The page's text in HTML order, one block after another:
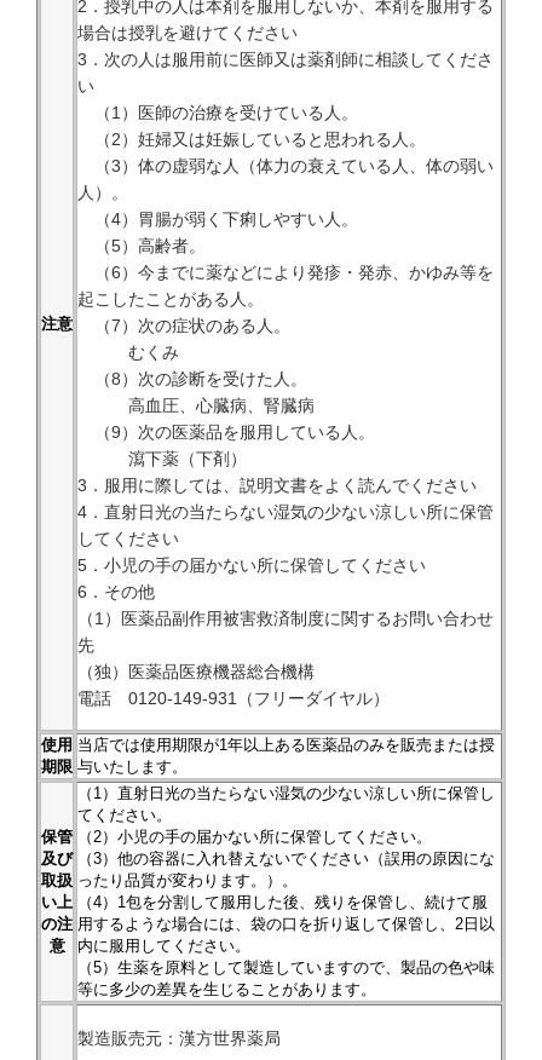
注意
2．授乳中の人は本剤を服用しないか、本剤を服用する
場合は授乳を避けてください
3．次の人は服用前に医師又は薬剤師に相談してくださ
い
（1）医師の治療を受けている人。
（2）妊婦又は妊娠していると思われる人。
（3）体の虚弱な人（体力の衰えている人、体の弱い
人）。
（4）胃腸が弱く下痢しやすい人。
（5）高齢者。
（6）今までに薬などにより発疹・発赤、かゆみ等を
起こしたことがある人。
（7）次の症状のある人。
むくみ
（8）次の診断を受けた人。
高血圧、心臓病、腎臓病
（9）次の医薬品を服用している人。
瀉下薬（下剤）
3．服用に際しては、説明文書をよく読んでください
4．直射日光の当たらない湿気の少ない涼しい所に保管
してください
5．小児の手の届かない所に保管してください
6．その他
（1）医薬品副作用被害救済制度に関するお問い合わせ
先
（独）医薬品医療機器総合機構
電話 0120-149-931（フリーダイヤル）
使用
期限
当店では使用期限が1年以上ある医薬品のみを販売または授
与いたします。
保管
及び
取扱
い上
の注
意
（1）直射日光の当たらない湿気の少ない涼しい所に保管し
てください。
（2）小児の手の届かない所に保管してください。
（3）他の容器に入れ替えないでください（誤用の原因にな
ったり品質が変わります。）。
（4）1包を分割して服用した後、残りを保管し、続けて服
用するような場合には、袋の口を折り返して保管し、2日以
内に服用してください。
（5）生薬を原料として製造していますので、製品の色や味
等に多少の差異を生じることがあります。
製造販売元：漢方世界薬局